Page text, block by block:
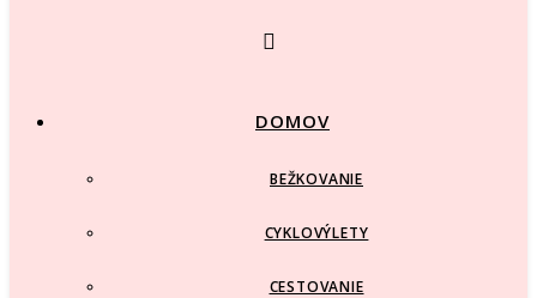
DOMOV
BEŽKOVANIE
CYKLOVÝLETY
CESTOVANIE